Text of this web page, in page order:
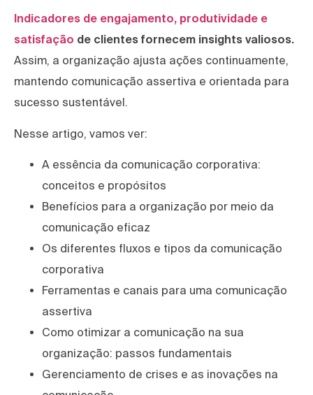
Indicadores de engajamento, produtividade e
satisfação de clientes fornecem insights valiosos.
Assim, a organização ajusta ações continuamente,
mantendo comunicação assertiva e orientada para
sucesso sustentável.
Nesse artigo, vamos ver:
A essência da comunicação corporativa:
conceitos e propósitos
Benefícios para a organização por meio da
comunicação eficaz
Os diferentes fluxos e tipos da comunicação
corporativa
Ferramentas e canais para uma comunicação
assertiva
Como otimizar a comunicação na sua
organização: passos fundamentais
Gerenciamento de crises e as inovações na